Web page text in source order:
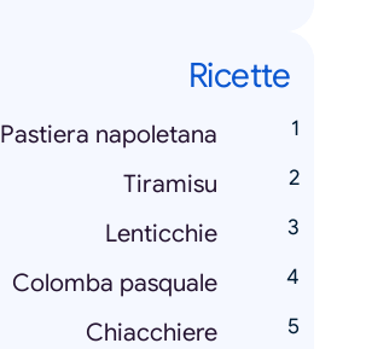
Ricette
Pastiera napoletana
Tiramisu
Lenticchie
Colomba pasquale
Chiacchiere